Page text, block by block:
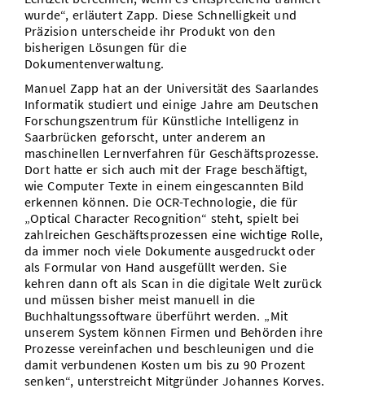
wurde“, erläutert Zapp. Diese Schnelligkeit und
Präzision unterscheide ihr Produkt von den
bisherigen Lösungen für die
Dokumentenverwaltung.
Manuel Zapp hat an der Universität des Saarlandes
Informatik studiert und einige Jahre am Deutschen
Forschungszentrum für Künstliche Intelligenz in
Saarbrücken geforscht, unter anderem an
maschinellen Lernverfahren für Geschäftsprozesse.
Dort hatte er sich auch mit der Frage beschäftigt,
wie Computer Texte in einem eingescannten Bild
erkennen können. Die OCR-Technologie, die für
„Optical Character Recognition“ steht, spielt bei
zahlreichen Geschäftsprozessen eine wichtige Rolle,
da immer noch viele Dokumente ausgedruckt oder
als Formular von Hand ausgefüllt werden. Sie
kehren dann oft als Scan in die digitale Welt zurück
und müssen bisher meist manuell in die
Buchhaltungssoftware überführt werden. „Mit
unserem System können Firmen und Behörden ihre
Prozesse vereinfachen und beschleunigen und die
damit verbundenen Kosten um bis zu 90 Prozent
senken“, unterstreicht Mitgründer Johannes Korves.